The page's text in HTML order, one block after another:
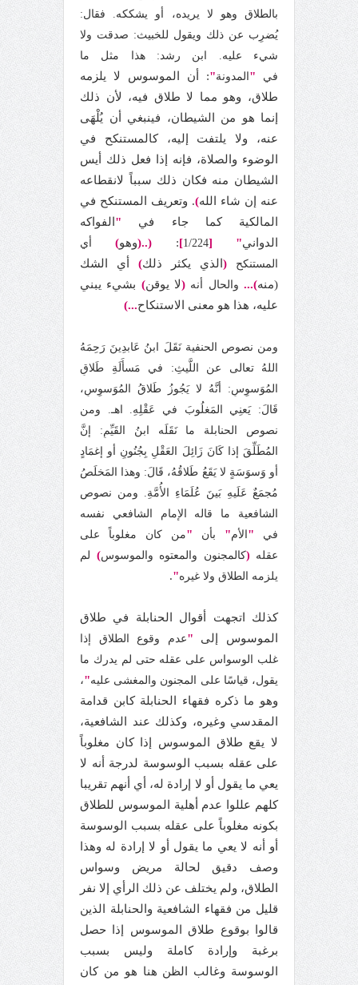
بالطلاق وهو لا يريده، أو يشككه. فقال:
يُضرِب عن ذلك ويقول للخبيث: صدقت ولا
شيء عليه. ابن رشد: هذا مثل ما
في "المدونة": أن الموسوس لا يلزمه
طلاق، وهو مما لا طلاق فيه، لأن ذلك
إنما هو من الشيطان، فينبغي أن يُلْهَى
عنه، ولا يلتفت إليه، كالمستنكح في
الوضوء والصلاة، فإنه إذا فعل ذلك أيس
الشيطان منه فكان ذلك سبباً لانقطاعه
عنه إن شاء الله). وتعريف المستنكح في
المالكية كما جاء في "الفواكه
الدواني"
[
1/224
]
:
(..(وهو)أي
المستنكح (الذي يكثر ذلك) أي الشك
(منه)...والحال أنه (لا يوقن) بشيء يبني
عليه، هذا هو معنى الاستنكاح...)
ومن نصوص الحنفية نَقَلَ ابنُ عَابدِينَ رَحِمَهُ
اللهُ تعالى عن اللَّيثِ: في مَسأَلَةِ طَلاقِ
المُوَسوِسِ: أنَّهُ لا يَجُوزُ طَلاقُ المُوَسوِسِ،
قَالَ: يَعنِي المَغلُوبَ في عَقْلِهِ. اهـ. ومن
نصوص الحنابلة ما نَقَلَه ابنُ القَيِّمِ: إنَّ
المُطَلِّقَ إذا كَانَ زَائِلَ العَقْلِ بِجُنُونٍ أو إغمَادٍ
أو وَسوَسَةٍ لا يَقَعُ طَلاقُهُ، قَالَ: وهذا المَخلَصُ
مُجمَعٌ عَلَيهِ بَينَ عُلَمَاءِ الأُمَّةِ. ومن نصوص
الشافعية ما قاله الإمام الشافعي نفسه
في "الأم" بأن "من كان مغلوباً على
عقله (كالمجنون والمعتوه والموسوس) لم
يلزمه الطلاق ولا غيره"
.
كذلك اتجهت أقوال الحنابلة في طلاق
الموسوس إلى "عدم وقوع الطلاق إذا
غلب الوسواس على عقله حتى لم يدرك ما
يقول، قياسًا على المجنون والمغشى عليه"،
وهو ما ذكره فقهاء الحنابلة كابن قدامة
المقدسي وغيره، وكذلك عند الشافعية،
لا يقع طلاق الموسوس إذا كان مغلوباً
على عقله بسبب الوسوسة لدرجة أنه لا
يعي ما يقول أو لا إرادة له، أي أنهم تقريبا
كلهم عللوا عدم أهلية الموسوس للطلاق
بكونه مغلوباً على عقله بسبب الوسوسة
أو أنه لا يعي ما يقول أو لا إرادة له وهذا
وصف دقيق لحالة مريض وسواس
الطلاق، ولم يختلف عن ذلك الرأي إلا نفر
قليل من فقهاء الشافعية والحنابلة الذين
قالوا بوقوع طلاق الموسوس إذا حصل
برغبة وإرادة كاملة وليس بسبب
الوسوسة وغالب الظن هنا هو من كان